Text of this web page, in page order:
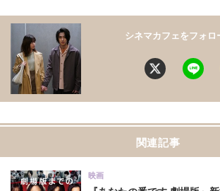
シネマカフェをフォロ
関連記事
映画